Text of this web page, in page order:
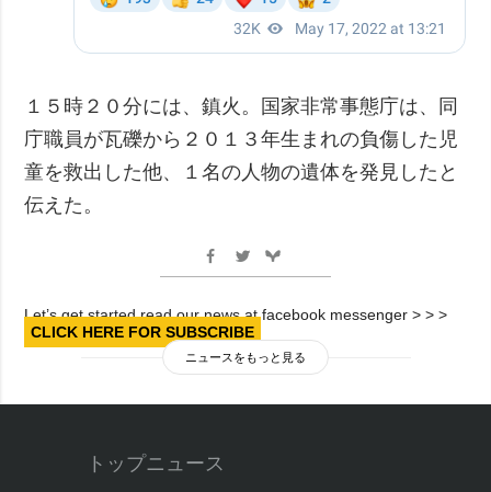
１５時２０分には、鎮火。国家非常事態庁は、同
庁職員が瓦礫から２０１３年生まれの負傷した児
童を救出した他、１名の人物の遺体を発見したと
伝えた。
Let’s get started read our news at facebook messenger > > >
CLICK HERE FOR SUBSCRIBE
ニュースをもっと見る
トップニュース